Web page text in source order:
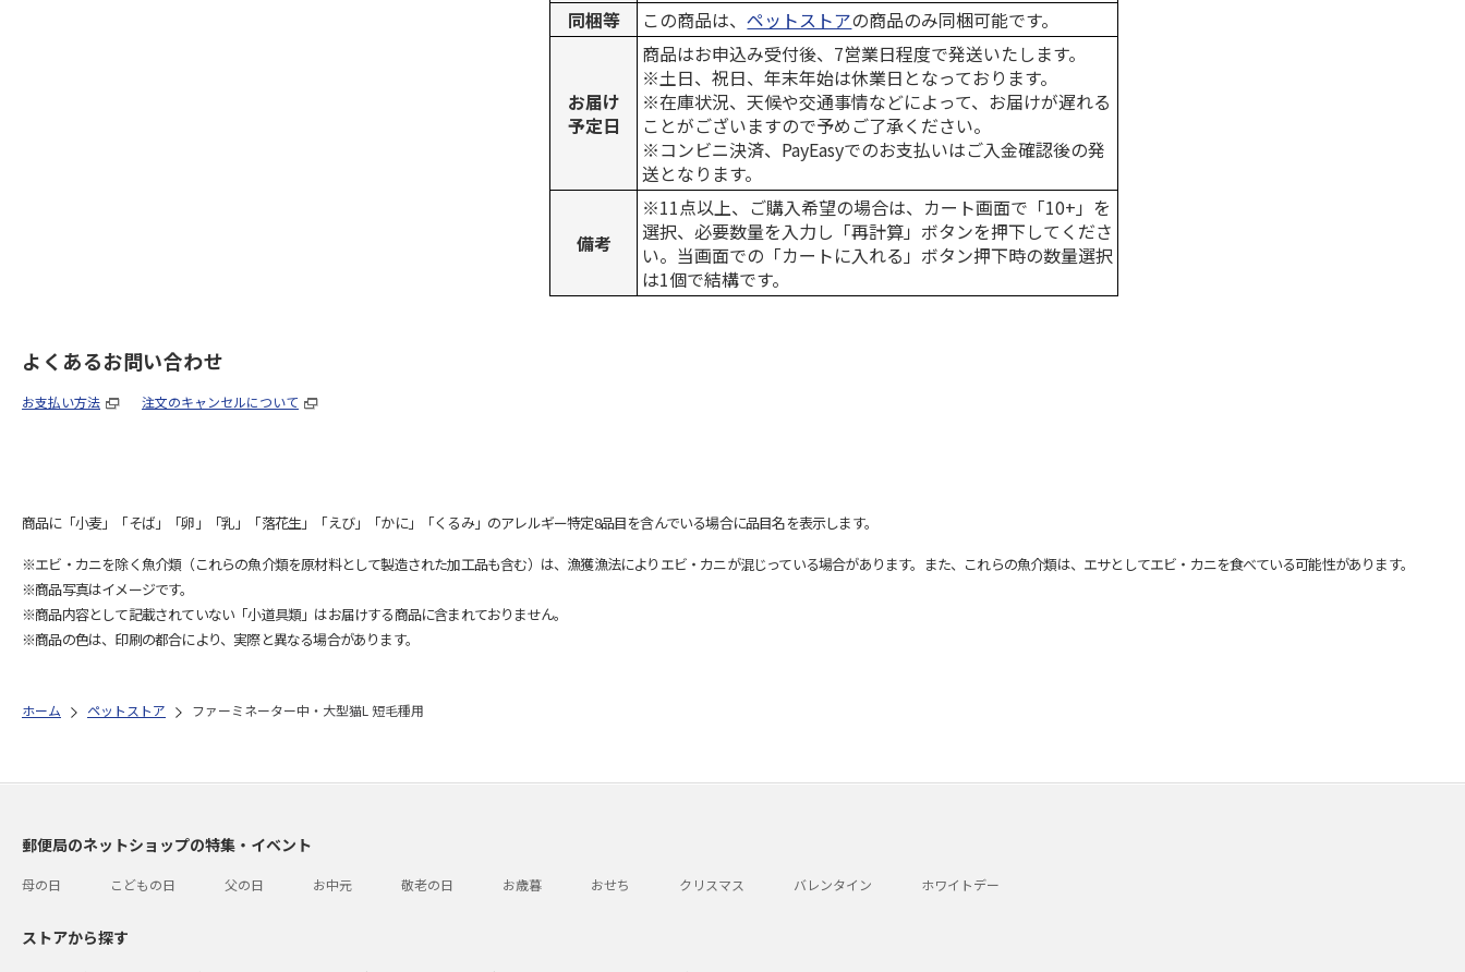
同梱等
この商品は、ペットストアの商品のみ同梱可能です。
お届け
予定日
商品はお申込み受付後、7営業日程度で発送いたします。
※土日、祝日、年末年始は休業日となっております。
※在庫状況、天候や交通事情などによって、お届けが遅れる
ことがございますので予めご了承ください。
※コンビニ決済、PayEasyでのお支払いはご入金確認後の発
送となります。
備考
※11点以上、ご購入希望の場合は、カート画面で「10+」を
選択、必要数量を入力し「再計算」ボタンを押下してくださ
い。当画面での「カートに入れる」ボタン押下時の数量選択
は1個で結構です。
よくあるお問い合わせ
お支払い方法 注文のキャンセルについて
商品に「小麦」「そば」「卵」「乳」「落花生」「えび」「かに」「くるみ」のアレルギー特定8品目を含んでいる場合に品目名を表示します。
※エビ・カニを除く魚介類（これらの魚介類を原材料として製造された加工品も含む）は、漁獲漁法によりエビ・カニが混じっている場合があります。また、これらの魚介類は、エサとしてエビ・カニを食べている可能性があります。
※商品写真はイメージです。
※商品内容として記載されていない「小道具類」はお届けする商品に含まれておりません。
※商品の色は、印刷の都合により、実際と異なる場合があります。
ホーム ペットストア ファーミネーター中・大型猫L 短毛種用
郵便局のネットショップの特集・イベント
母の日 こどもの日 父の日 お中元 敬老の日 お歳暮 おせち クリスマス バレンタイン ホワイトデー
ストアから探す